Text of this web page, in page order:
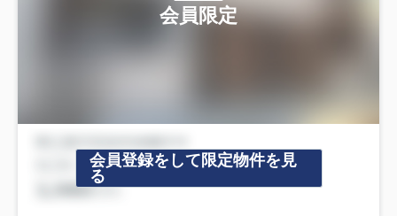
会員限定
会員登録をして限定物件を見
る